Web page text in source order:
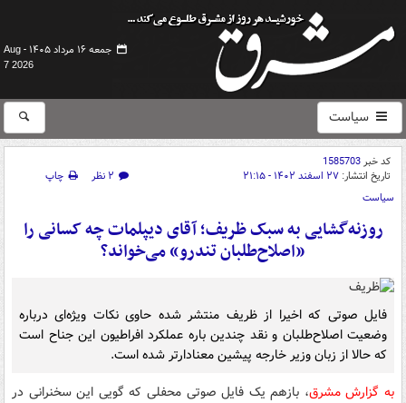
جمعه ۱۶ مرداد ۱۴۰۵ -
Aug
7 2026
سیاست
کد خبر1585703
تاریخ انتشار: ۲۷ اسفند ۱۴۰۲ - ۲۱:۱۵ ۲ نظر
چاپ
سیاست
روزنه‌گشایی به سبک ظریف؛ آقای دیپلمات چه کسانی را
«اصلاح‌طلبان تندرو» می‌خواند؟
فایل صوتی که اخیرا از ظریف منتشر شده حاوی نکات ویژه‌ای درباره
وضعیت اصلاح‌طلبان و نقد چندین باره عملکرد افراطیون این جناح است
که حالا از زبان وزیر خارجه پیشین معنادارتر شده است.
به گزارش مشرق، بازهم یک فایل صوتی محفلی که گویی این سخنرانی در